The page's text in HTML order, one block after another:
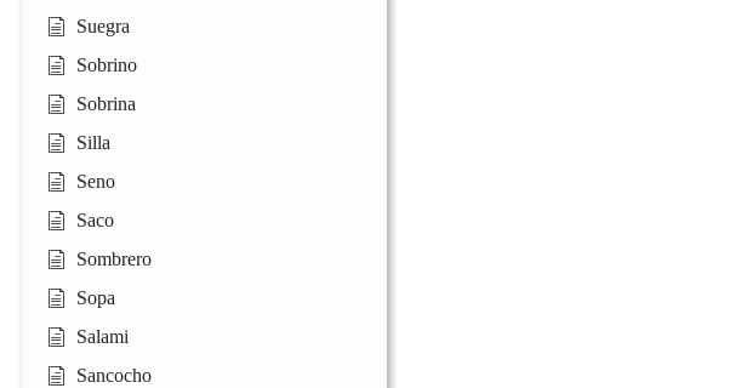
Suegra
Sobrino
Sobrina
Silla
Seno
Saco
Sombrero
Sopa
Salami
Sancocho